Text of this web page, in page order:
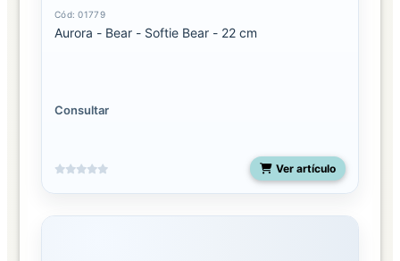
Cód: 01779
Aurora - Bear - Softie Bear - 22 cm
Consultar
Ver artículo